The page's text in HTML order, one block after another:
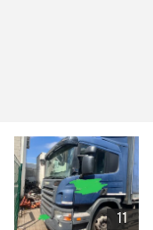
11